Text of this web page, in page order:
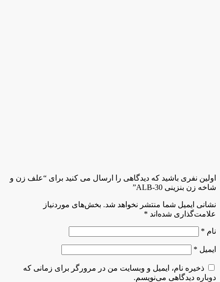
اولین نفری باشید که دیدگاهی را ارسال می کنید برای “علف زن و
شاخه زن بنزینی ALB-30”
نشانی ایمیل شما منتشر نخواهد شد. بخش‌های موردنیاز
علامت‌گذاری شده‌اند *
نام *
ایمیل *
ذخیره نام، ایمیل و وبسایت من در مرورگر برای زمانی که
دوباره دیدگاهی می‌نویسم.